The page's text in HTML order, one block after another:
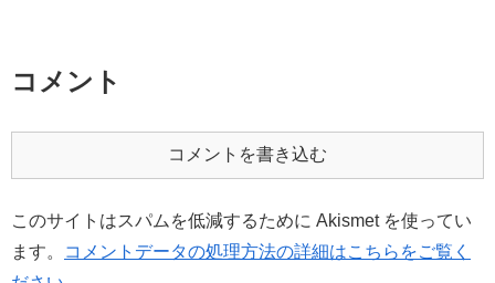
コメント
コメントを書き込む
このサイトはスパムを低減するために Akismet を使ってい
ます。
コメントデータの処理方法の詳細はこちらをご覧く